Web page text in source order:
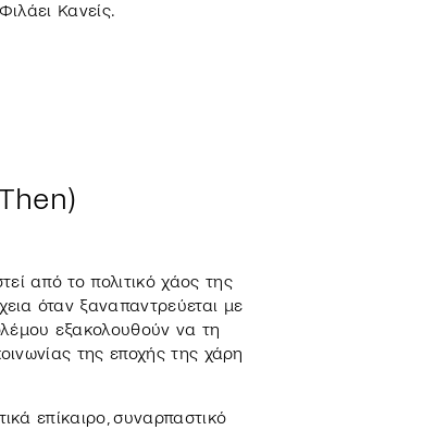
Κανείς.
από το πολιτικό χάος της
όταν ξαναπαντρεύεται με
εξακολουθούν να τη
της εποχής της χάρη
επίκαιρο, συναρπαστικό